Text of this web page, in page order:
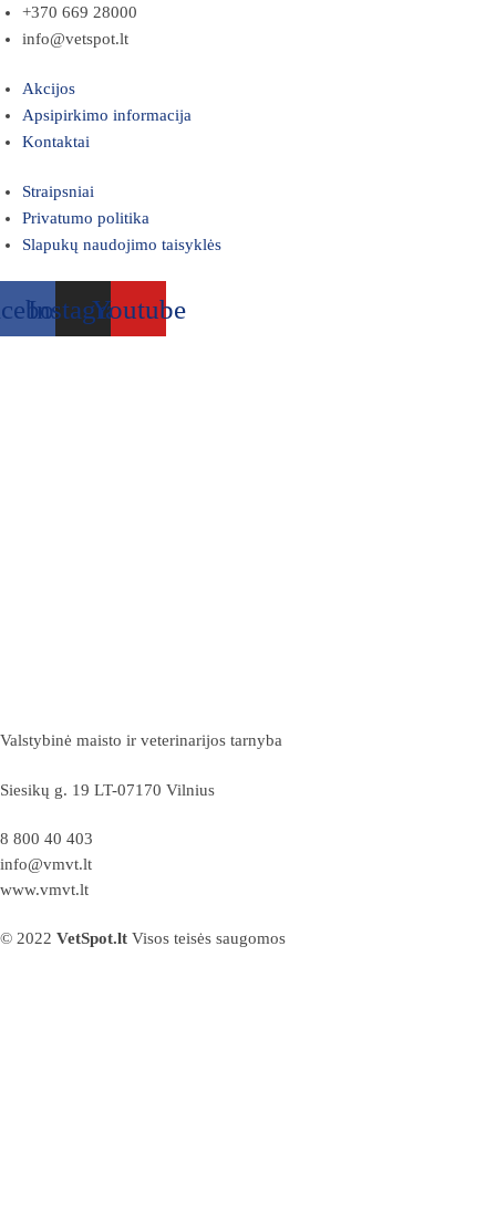
+370 669 28000
info@vetspot.lt
Akcijos
Apsipirkimo informacija
Kontaktai
Straipsniai
Privatumo politika
Slapukų naudojimo taisyklės
InstagramYoutube
Valstybinė maisto ir veterinarijos tarnyba
Siesikų g. 19 LT-07170 Vilnius
8 800 40 403
info@vmvt.lt
www.vmvt.lt
© 2022 VetSpot.lt Visos teisės saugomos